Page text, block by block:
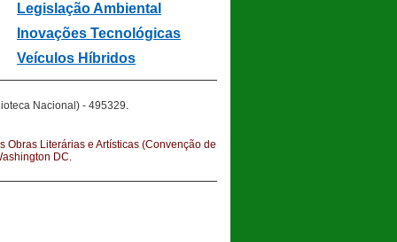
Legislação Ambiental
Inovações Tecnológicas
Veículos Híbridos
Nacional) - 495329.
Literárias e Artísticas (Convenção de
DC.